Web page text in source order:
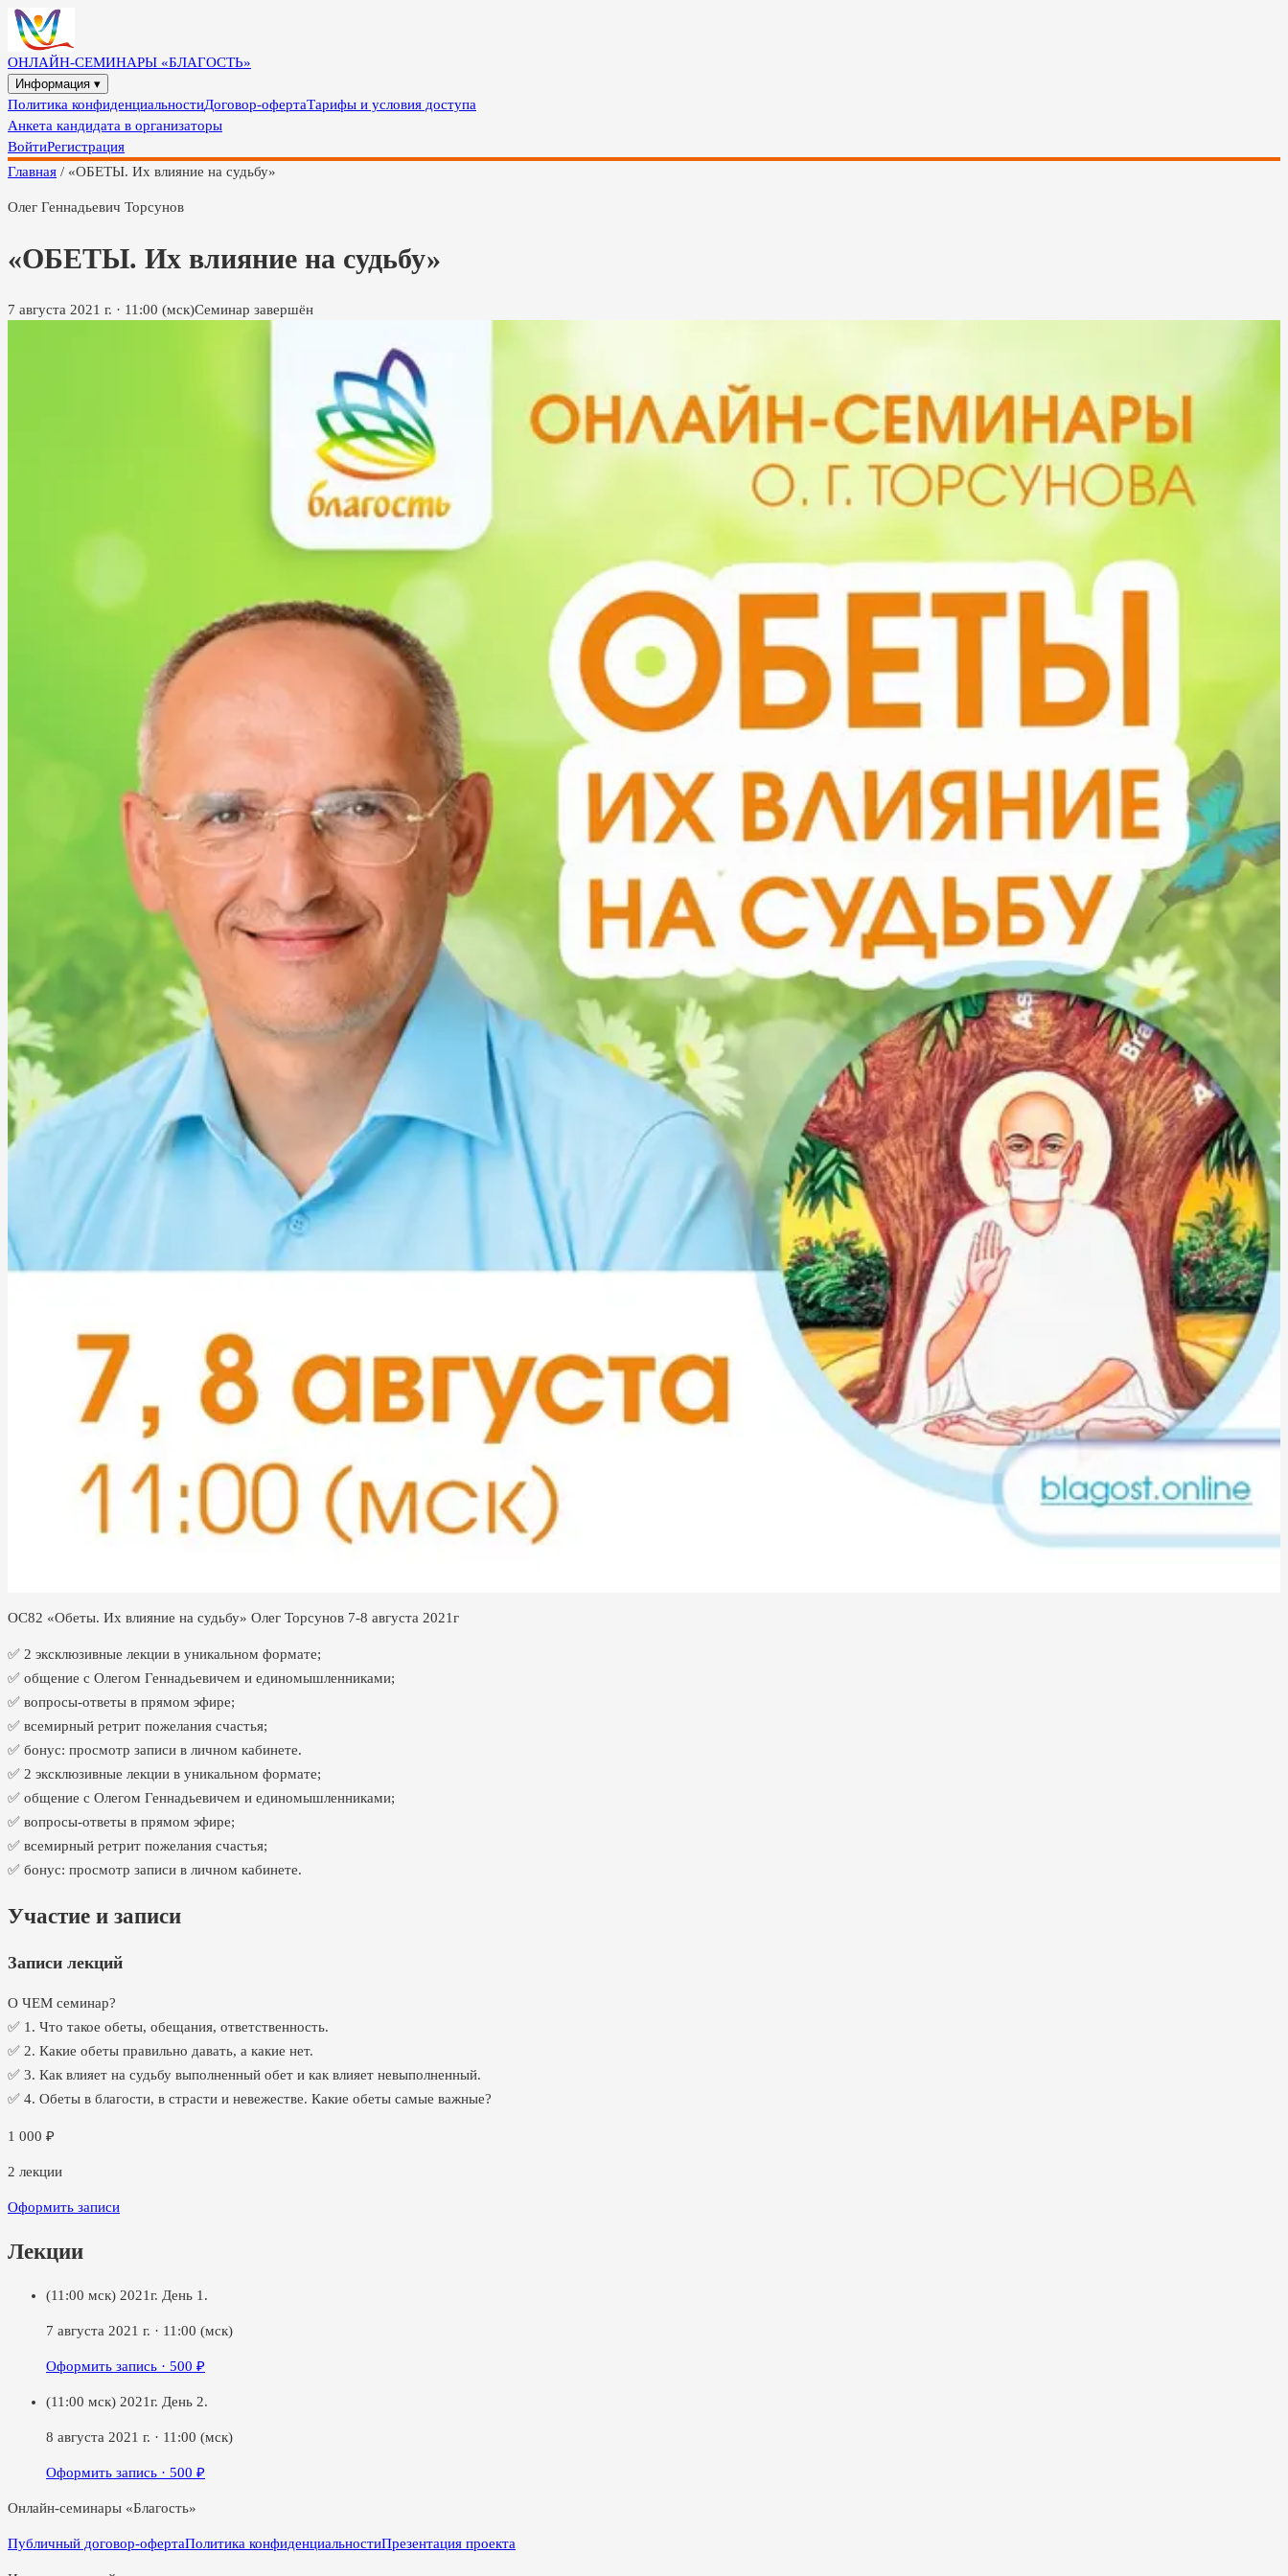
ОНЛАЙН-СЕМИНАРЫ «БЛАГОСТЬ»
Информация ▾
Политика конфиденциальностиДоговор-офертаТарифы и условия доступа
Анкета кандидата в организаторы
ВойтиРегистрация
Главная / «ОБЕТЫ. Их влияние на судьбу»
Олег Геннадьевич Торсунов
«ОБЕТЫ. Их влияние на судьбу»
7 августа 2021 г. · 11:00 (мск)Семинар завершён
ОС82 «Обеты. Их влияние на судьбу» Олег Торсунов 7-8 августа 2021г
✅ 2 эксклюзивные лекции в уникальном формате;
✅ общение с Олегом Геннадьевичем и единомышленниками;
✅ вопросы-ответы в прямом эфире;
✅ всемирный ретрит пожелания счастья;
✅ бонус: просмотр записи в личном кабинете.
✅ 2 эксклюзивные лекции в уникальном формате;
✅ общение с Олегом Геннадьевичем и единомышленниками;
✅ вопросы-ответы в прямом эфире;
✅ всемирный ретрит пожелания счастья;
✅ бонус: просмотр записи в личном кабинете.
Участие и записи
Записи лекций
О ЧЕМ семинар?
✅ 1. Что такое обеты, обещания, ответственность.
✅ 2. Какие обеты правильно давать, а какие нет.
✅ 3. Как влияет на судьбу выполненный обет и как влияет невыполненный.
✅ 4. Обеты в благости, в страсти и невежестве. Какие обеты самые важные?
1 000 ₽
2 лекции
Оформить записи
Лекции
(11:00 мск) 2021г. День 1.
7 августа 2021 г. · 11:00 (мск)
Оформить запись · 500 ₽
(11:00 мск) 2021г. День 2.
8 августа 2021 г. · 11:00 (мск)
Оформить запись · 500 ₽
Онлайн-семинары «Благость»
Публичный договор-офертаПолитика конфиденциальностиПрезентация проекта